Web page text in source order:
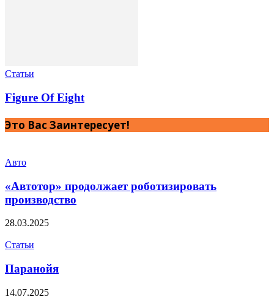
Статьи
Figure Of Eight
Это Вас Заинтересует!
Авто
«Автотор» продолжает роботизировать
производство
28.03.2025
Статьи
Паранойя
14.07.2025